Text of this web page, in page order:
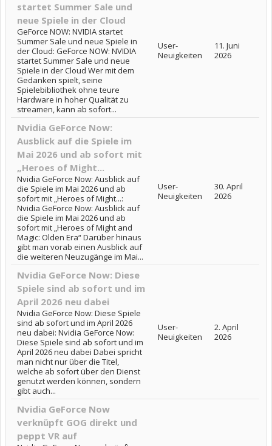
startet Summer Sale und
neue Spiele in der Cloud
GeForce NOW: NVIDIA startet
Summer Sale und neue Spiele in
der Cloud: GeForce NOW: NVIDIA
startet Summer Sale und neue
Spiele in der Cloud Wer mit dem
Gedanken spielt, seine
Spielebibliothek ohne teure
Hardware in hoher Qualität zu
streamen, kann ab sofort...
User-
Neuigkeiten
11. Juni
2026
Nvidia GeForce Now:
Ausblick auf die Spiele im
Mai 2026 und ab sofort mit
„Heroes of Might...
Nvidia GeForce Now: Ausblick auf
die Spiele im Mai 2026 und ab
sofort mit „Heroes of Might...:
Nvidia GeForce Now: Ausblick auf
die Spiele im Mai 2026 und ab
sofort mit „Heroes of Might and
Magic: Olden Era“ Darüber hinaus
gibt man vorab einen Ausblick auf
die weiteren Neuzugänge im Mai...
User-
Neuigkeiten
30. April
2026
Nvidia GeForce Now: Diese
Spiele sind ab sofort und im
April 2026 neu dabei
Nvidia GeForce Now: Diese Spiele
sind ab sofort und im April 2026
neu dabei: Nvidia GeForce Now:
Diese Spiele sind ab sofort und im
April 2026 neu dabei Dabei spricht
man nicht nur über die Titel,
welche ab sofort über den Dienst
genutzt werden können, sondern
gibt auch...
User-
Neuigkeiten
2. April
2026
Nvidia GeForce Now
verknüpft GOG direkt und
peppt VR auf